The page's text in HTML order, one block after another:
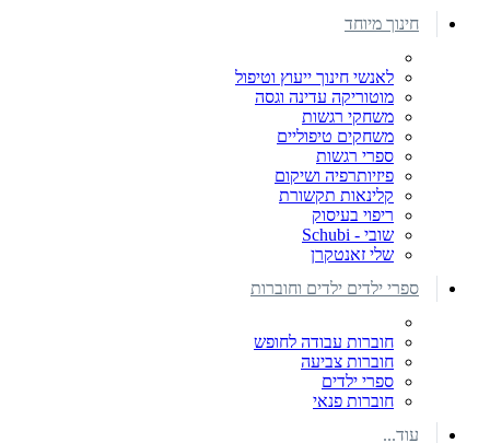
חינוך מיוחד
לאנשי חינוך ייעוץ וטיפול
מוטוריקה עדינה וגסה
משחקי רגשות
משחקים טיפוליים
ספרי רגשות
פיזיותרפיה ושיקום
קלינאות תקשורת
ריפוי בעיסוק
שובי - Schubi
שלי זאנטקרן
ספרי ילדים ילדים וחוברות
חוברות עבודה לחופש
חוברות צביעה
ספרי ילדים
חוברות פנאי
עוד...